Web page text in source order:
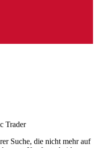
Trader
Suche, die nicht mehr auf